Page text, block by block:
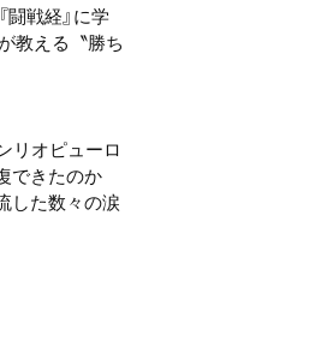
闘戦経』に学
教える〝勝ち
リオピューロ
できたのか
た数々の涙